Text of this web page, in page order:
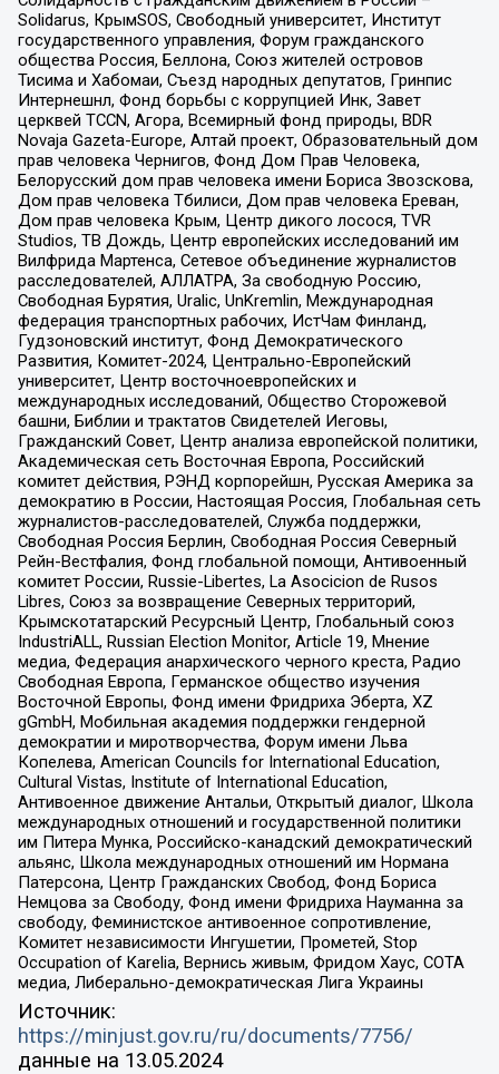
Solidarus, КрымSOS, Свободный университет, Институт
государственного управления, Форум гражданского
общества Россия, Беллона, Союз жителей островов
Тисима и Хабомаи, Съезд народных депутатов, Гринпис
Интернешнл, Фонд борьбы с коррупцией Инк, Завет
церквей TCCN, Агора, Всемирный фонд природы, BDR
Novaja Gazeta-Europe, Алтай проект, Образовательный дом
прав человека Чернигов, Фонд Дом Прав Человека,
Белорусский дом прав человека имени Бориса Звозскова,
Дом прав человека Тбилиси, Дом прав человека Ереван,
Дом прав человека Крым, Центр дикого лосося, TVR
Studios, ТВ Дождь, Центр европейских исследований им
Вилфрида Мартенса, Сетевое объединение журналистов
расследователей, АЛЛАТРА, За свободную Россию,
Свободная Бурятия, Uralic, UnKremlin, Международная
федерация транспортных рабочих, ИстЧам Финланд,
Гудзоновский институт, Фонд Демократического
Развития, Комитет-2024, Центрально-Европейский
университет, Центр восточноевропейских и
международных исследований, Общество Сторожевой
башни, Библии и трактатов Свидетелей Иеговы,
Гражданский Совет, Центр анализа европейской политики,
Академическая сеть Восточная Европа, Российский
комитет действия, РЭНД корпорейшн, Русская Америка за
демократию в России, Настоящая Россия, Глобальная сеть
журналистов-расследователей, Служба поддержки,
Свободная Россия Берлин, Свободная Россия Северный
Рейн-Вестфалия, Фонд глобальной помощи, Антивоенный
комитет России, Russie-Libertes, La Asocicion de Rusos
Libres, Союз за возвращение Северных территорий,
Крымскотатарский Ресурсный Центр, Глобальный союз
IndustriALL, Russian Election Monitor, Article 19, Мнение
медиа, Федерация анархического черного креста, Радио
Свободная Европа, Германское общество изучения
Восточной Европы, Фонд имени Фридриха Эберта, XZ
gGmbH, Мобильная академия поддержки гендерной
демократии и миротворчества, Форум имени Льва
Копелева, American Councils for International Education,
Cultural Vistas, Institute of International Education,
Антивоенное движение Антальи, Открытый диалог, Школа
международных отношений и государственной политики
им Питера Мунка, Российско-канадский демократический
альянс, Школа международных отношений им Нормана
Патерсона, Центр Гражданских Свобод, Фонд Бориса
Немцова за Свободу, Фонд имени Фридриха Науманна за
свободу, Феминистское антивоенное сопротивление,
Комитет независимости Ингушетии, Прометей, Stop
Occupation of Karelia, Вернись живым, Фридом Хаус, СОТА
медиа, Либерально-демократическая Лига Украины
Источник:
https://minjust.gov.ru/ru/documents/7756/
данные на 13.05.2024